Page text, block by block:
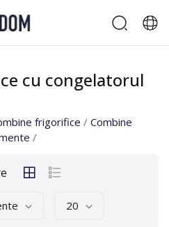
cu congelatorul
frigorifice / Combine
/
20